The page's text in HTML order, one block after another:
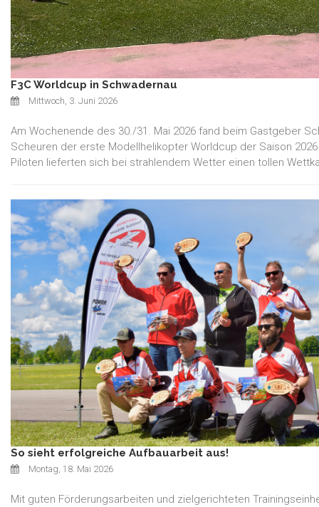
F3C Worldcup in Schwadernau
Mittwoch, 3. Juni 2026
Am Wochenende des 30./31. Mai 2026 fand beim Gastgeber
Scheuren der erste Modellhelikopter Worldcup der Saison
Piloten lieferten sich bei strahlendem Wetter einen tollen
So sieht erfolgreiche Aufbauarbeit aus!
Montag, 18. Mai 2026
Mit guten Förderungsarbeiten und zielgerichteten